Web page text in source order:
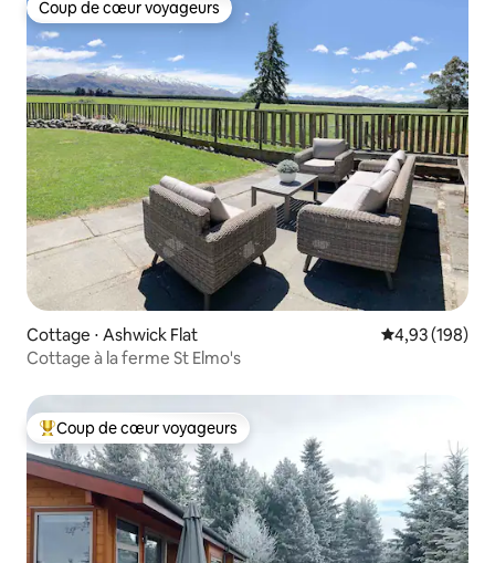
Coup de cœur voyageurs
Coup de cœur voyageurs
Cottage ⋅ Ashwick Flat Évaluation
4,93 (198)
Cottage à la ferme St Elmo's
Coups de cœur voyageurs les plus appréciés
Coup de cœur voyageurs